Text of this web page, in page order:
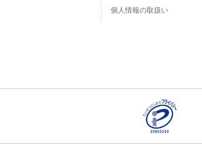
個人情報の取扱い